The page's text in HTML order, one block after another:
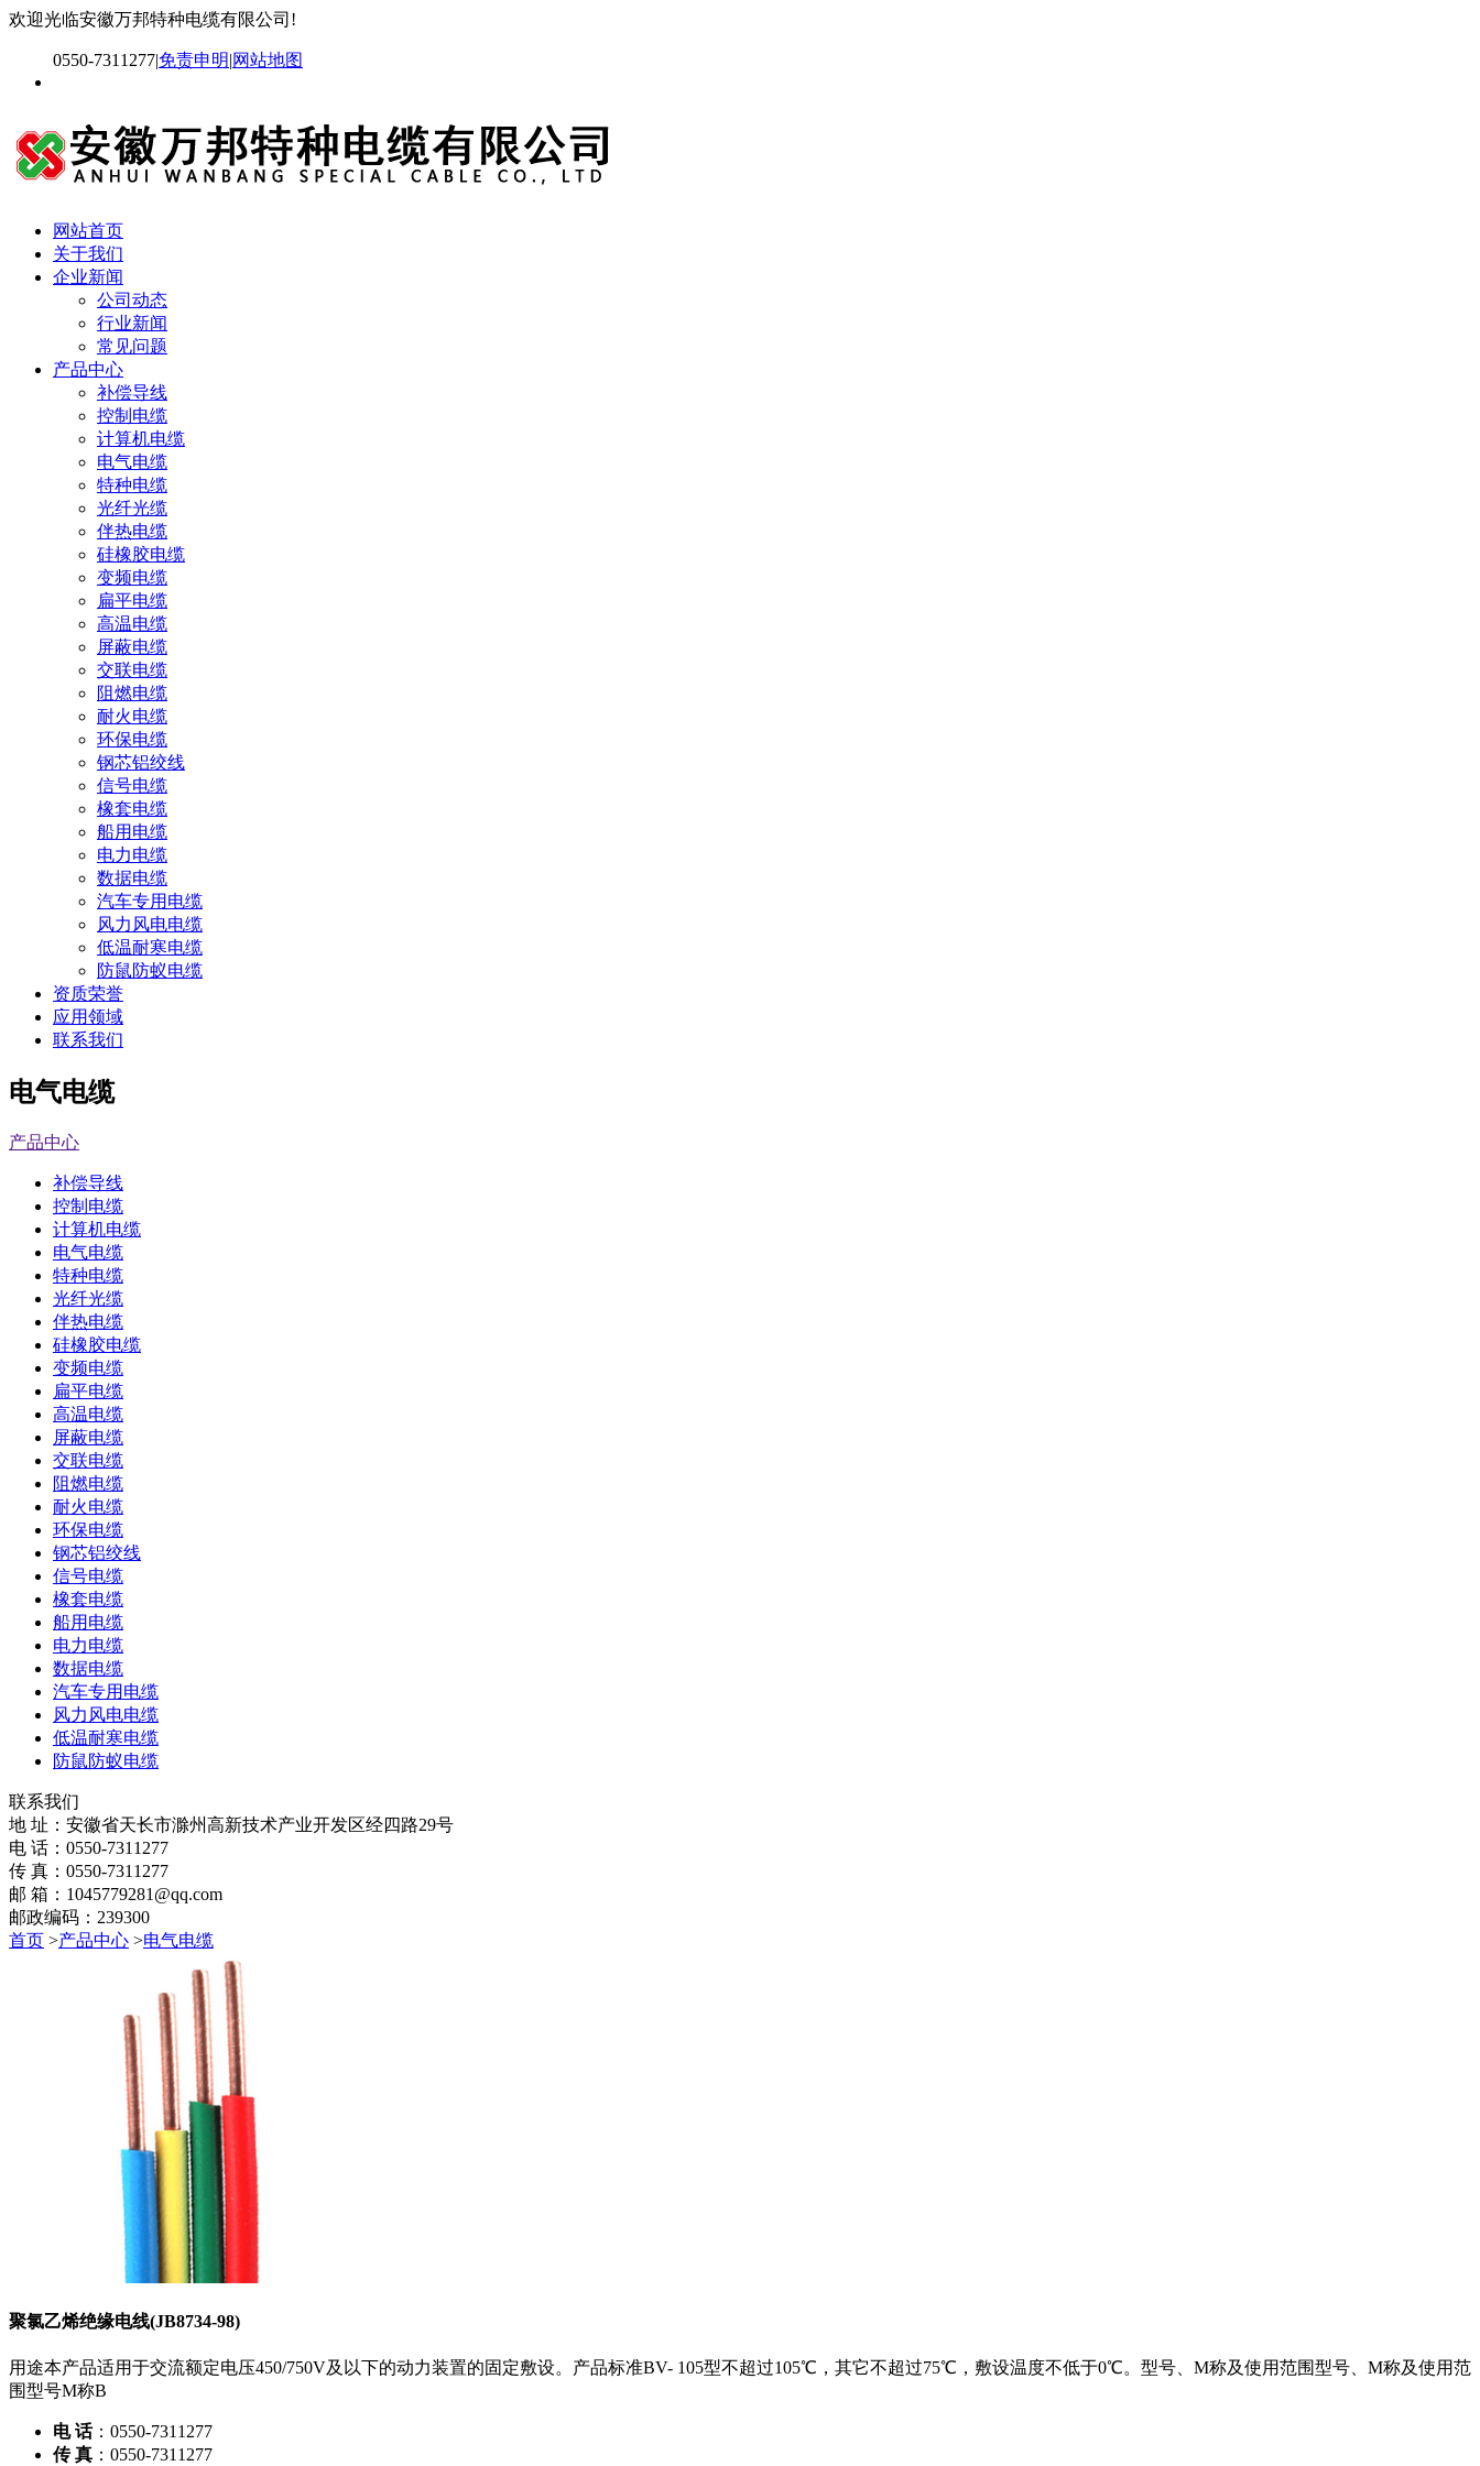
欢迎光临安徽万邦特种电缆有限公司!
0550-7311277|免责申明|网站地图
网站首页
关于我们
企业新闻
公司动态
行业新闻
常见问题
产品中心
补偿导线
控制电缆
计算机电缆
电气电缆
特种电缆
光纤光缆
伴热电缆
硅橡胶电缆
变频电缆
扁平电缆
高温电缆
屏蔽电缆
交联电缆
阻燃电缆
耐火电缆
环保电缆
钢芯铝绞线
信号电缆
橡套电缆
船用电缆
电力电缆
数据电缆
汽车专用电缆
风力风电电缆
低温耐寒电缆
防鼠防蚁电缆
资质荣誉
应用领域
联系我们
电气电缆
产品中心
补偿导线
控制电缆
计算机电缆
电气电缆
特种电缆
光纤光缆
伴热电缆
硅橡胶电缆
变频电缆
扁平电缆
高温电缆
屏蔽电缆
交联电缆
阻燃电缆
耐火电缆
环保电缆
钢芯铝绞线
信号电缆
橡套电缆
船用电缆
电力电缆
数据电缆
汽车专用电缆
风力风电电缆
低温耐寒电缆
防鼠防蚁电缆
联系我们
地 址：安徽省天长市滁州高新技术产业开发区经四路29号
电 话：0550-7311277
传 真：0550-7311277
邮 箱：1045779281@qq.com
邮政编码：239300
首页 >产品中心 >电气电缆
聚氯乙烯绝缘电线(JB8734-98)
用途本产品适用于交流额定电压450/750V及以下的动力装置的固定敷设。产品标准BV- 105型不超过105℃，其它不超过75℃，敷设温度不低于0℃。型号、M称及使用范围型号、M称及使用范
围型号M称B
电 话：0550-7311277
传 真 ：0550-7311277